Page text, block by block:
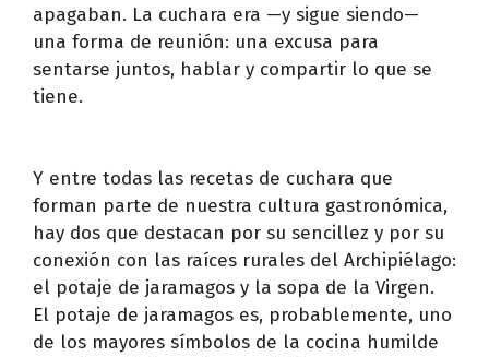
apagaban. La cuchara era —y sigue siendo—
una forma de reunión: una excusa para
sentarse juntos, hablar y compartir lo que se
tiene.
Y entre todas las recetas de cuchara que
forman parte de nuestra cultura gastronómica,
hay dos que destacan por su sencillez y por su
conexión con las raíces rurales del Archipiélago:
el potaje de jaramagos y la sopa de la Virgen.
El potaje de jaramagos es, probablemente, uno
de los mayores símbolos de la cocina humilde